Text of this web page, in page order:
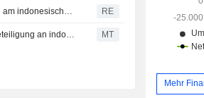
Nickel Industries: Südkoreanische Sphere erwirbt 10%-Anteil am indonesischen Projekt RE
Nickel Industries: Südkoreanischer Hersteller erwirbt 10%-Beteiligung an indonesischem Projekt MT
Mehr